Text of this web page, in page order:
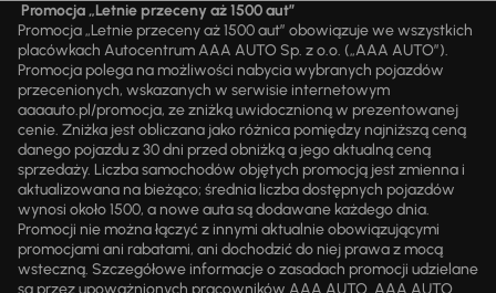
Promocja „Letnie przeceny aż 1500 aut”
Promocja „Letnie przeceny aż 1500 aut” obowiązuje we wszystkich
placówkach Autocentrum AAA AUTO Sp. z o.o. („AAA AUTO”).
Promocja polega na możliwości nabycia wybranych pojazdów
przecenionych, wskazanych w serwisie internetowym
aaaauto.pl/promocja, ze zniżką uwidocznioną w prezentowanej
cenie. Zniżka jest obliczana jako różnica pomiędzy najniższą ceną
danego pojazdu z 30 dni przed obniżką a jego aktualną ceną
sprzedaży. Liczba samochodów objętych promocją jest zmienna i
aktualizowana na bieżąco; średnia liczba dostępnych pojazdów
wynosi około 1500, a nowe auta są dodawane każdego dnia.
Promocji nie można łączyć z innymi aktualnie obowiązującymi
promocjami ani rabatami, ani dochodzić do niej prawa z mocą
wsteczną. Szczegółowe informacje o zasadach promocji udzielane
są przez upoważnionych pracowników AAA AUTO. AAA AUTO